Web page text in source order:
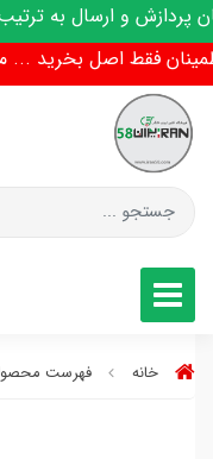
و ارسال به ترتیب
اصل بخرید ... میدونستید گارانتی 18 ماهه
خانه فهرست